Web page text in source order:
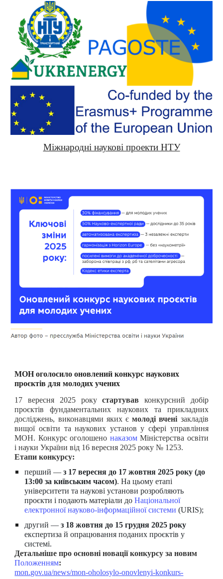
Міжнародні наукові проекти НТУ
МОН оголосило оновлений конкурс наукових
проєктів для молодих учених
17 вересня 2025 рокустартував конкурсний добір
проєктів фундаментальних наукових та прикладних
досліджень, виконавцями яких ємолоді вчені закладів
вищої освіти та наукових установ у сфері управління
МОН. Конкурс оголошено наказомМіністерства освіти
і науки України від 16 вересня 2025 року № 1253.
Етапи конкурсу:
перший —з 17 вересня до 17 жовтня 2025 року (до
13:00 за київським часом). На цьому етапі
університети та наукові установи розробляють
проєкти і подають матеріали доНаціональної
електронної науково-інформаційної системи(URIS);
другий —з 18 жовтня до 15 грудня 2025 року
експертиза й опрацювання поданих проєктів у
системі.
Детальніше про основні новації конкурсу за новим
Положенням:
mon.gov.ua/news/mon-oholosylo-onovlenyi-konkurs-